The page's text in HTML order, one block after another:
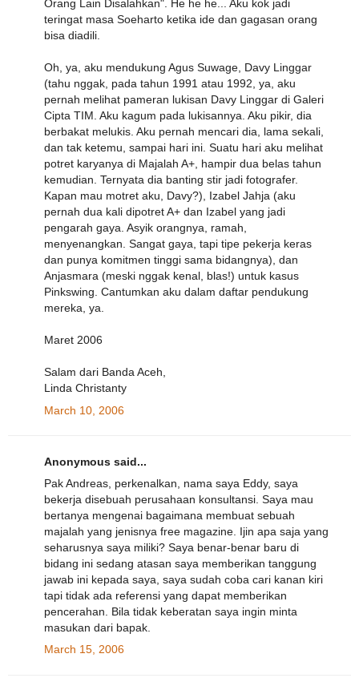
Orang Lain Disalahkan". He he he... Aku kok jadi
teringat masa Soeharto ketika ide dan gagasan orang
bisa diadili.
Oh, ya, aku mendukung Agus Suwage, Davy Linggar
(tahu nggak, pada tahun 1991 atau 1992, ya, aku
pernah melihat pameran lukisan Davy Linggar di Galeri
Cipta TIM. Aku kagum pada lukisannya. Aku pikir, dia
berbakat melukis. Aku pernah mencari dia, lama sekali,
dan tak ketemu, sampai hari ini. Suatu hari aku melihat
potret karyanya di Majalah A+, hampir dua belas tahun
kemudian. Ternyata dia banting stir jadi fotografer.
Kapan mau motret aku, Davy?), Izabel Jahja (aku
pernah dua kali dipotret A+ dan Izabel yang jadi
pengarah gaya. Asyik orangnya, ramah,
menyenangkan. Sangat gaya, tapi tipe pekerja keras
dan punya komitmen tinggi sama bidangnya), dan
Anjasmara (meski nggak kenal, blas!) untuk kasus
Pinkswing. Cantumkan aku dalam daftar pendukung
mereka, ya.
Maret 2006
Salam dari Banda Aceh,
Linda Christanty
March 10, 2006
Anonymous said...
Pak Andreas, perkenalkan, nama saya Eddy, saya
bekerja disebuah perusahaan konsultansi. Saya mau
bertanya mengenai bagaimana membuat sebuah
majalah yang jenisnya free magazine. Ijin apa saja yang
seharusnya saya miliki? Saya benar-benar baru di
bidang ini sedang atasan saya memberikan tanggung
jawab ini kepada saya, saya sudah coba cari kanan kiri
tapi tidak ada referensi yang dapat memberikan
pencerahan. Bila tidak keberatan saya ingin minta
masukan dari bapak.
March 15, 2006